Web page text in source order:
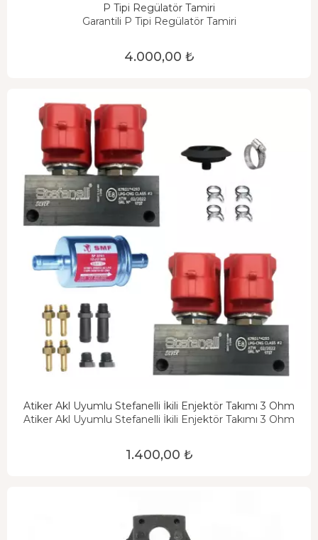
P Tipi Regülatör Tamiri
Garantili P Tipi Regülatör Tamiri
4.000,00 ₺
Atiker Akl Uyumlu Stefanelli İkili Enjektör Takımı 3 Ohm
Atiker Akl Uyumlu Stefanelli İkili Enjektör Takımı 3 Ohm
1.400,00 ₺